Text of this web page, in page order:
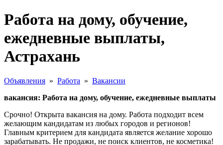
Работа на дому, обучение,
ежедневные выплаты,
Астрахань
Объявления » Работа » Вакансии
вакансия: Работа на дому, обучение, ежедневные выплаты
Срочно! Открыта вакансия на дому. Работа подходит всем
желающим кандидатам из любых городов и регионов!
Главным критерием для кандидата является желание хорошо
зарабатывать. Не продажи, не поиск клиентов, не косметика!